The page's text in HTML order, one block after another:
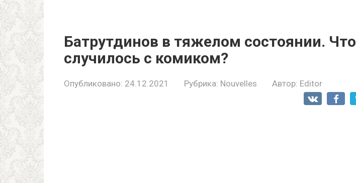
Батрутдинов в тяжелом состоянии. Что
случилось с комиком?
Опубликовано: 24.12.2021 Рубрика: Nouvelles Автор: Editor